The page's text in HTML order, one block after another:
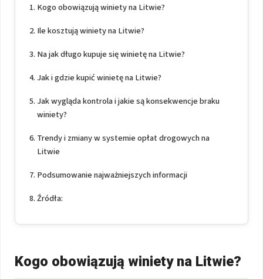
Kogo obowiązują winiety na Litwie?
Ile kosztują winiety na Litwie?
Na jak długo kupuje się winietę na Litwie?
Jak i gdzie kupić winietę na Litwie?
Jak wygląda kontrola i jakie są konsekwencje braku
winiety?
Trendy i zmiany w systemie opłat drogowych na
Litwie
Podsumowanie najważniejszych informacji
Źródła:
Kogo obowiązują winiety na Litwie?